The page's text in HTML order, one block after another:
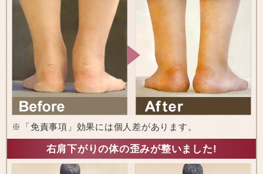
※「免責事項」効果には個人差があります。
右肩下がりの体の歪みが整いました!